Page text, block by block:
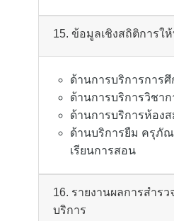
15. ข้อมูลเชิงสถิติการใ
ด้านการบริการการศึ
ด้านการบริการวิชา
ด้านการบริการห้อง
ด้านบริการยืม ครุภั
เรียนการสอน
16. รายงานผลการสำร
บริการ